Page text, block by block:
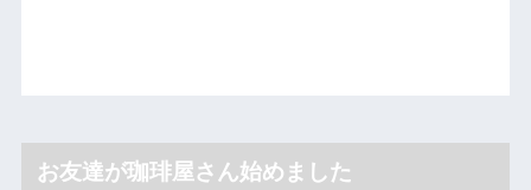
お友達が珈琲屋さん始めました